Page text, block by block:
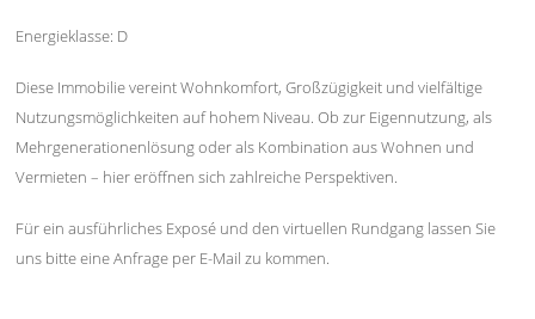
Energieklasse: D
Diese Immobilie vereint Wohnkomfort, Großzügigkeit und vielfältige
Nutzungsmöglichkeiten auf hohem Niveau. Ob zur Eigennutzung, als
Mehrgenerationenlösung oder als Kombination aus Wohnen und
Vermieten – hier eröffnen sich zahlreiche Perspektiven.
Für ein ausführliches Exposé und den virtuellen Rundgang lassen Sie
uns bitte eine Anfrage per E-Mail zu kommen.